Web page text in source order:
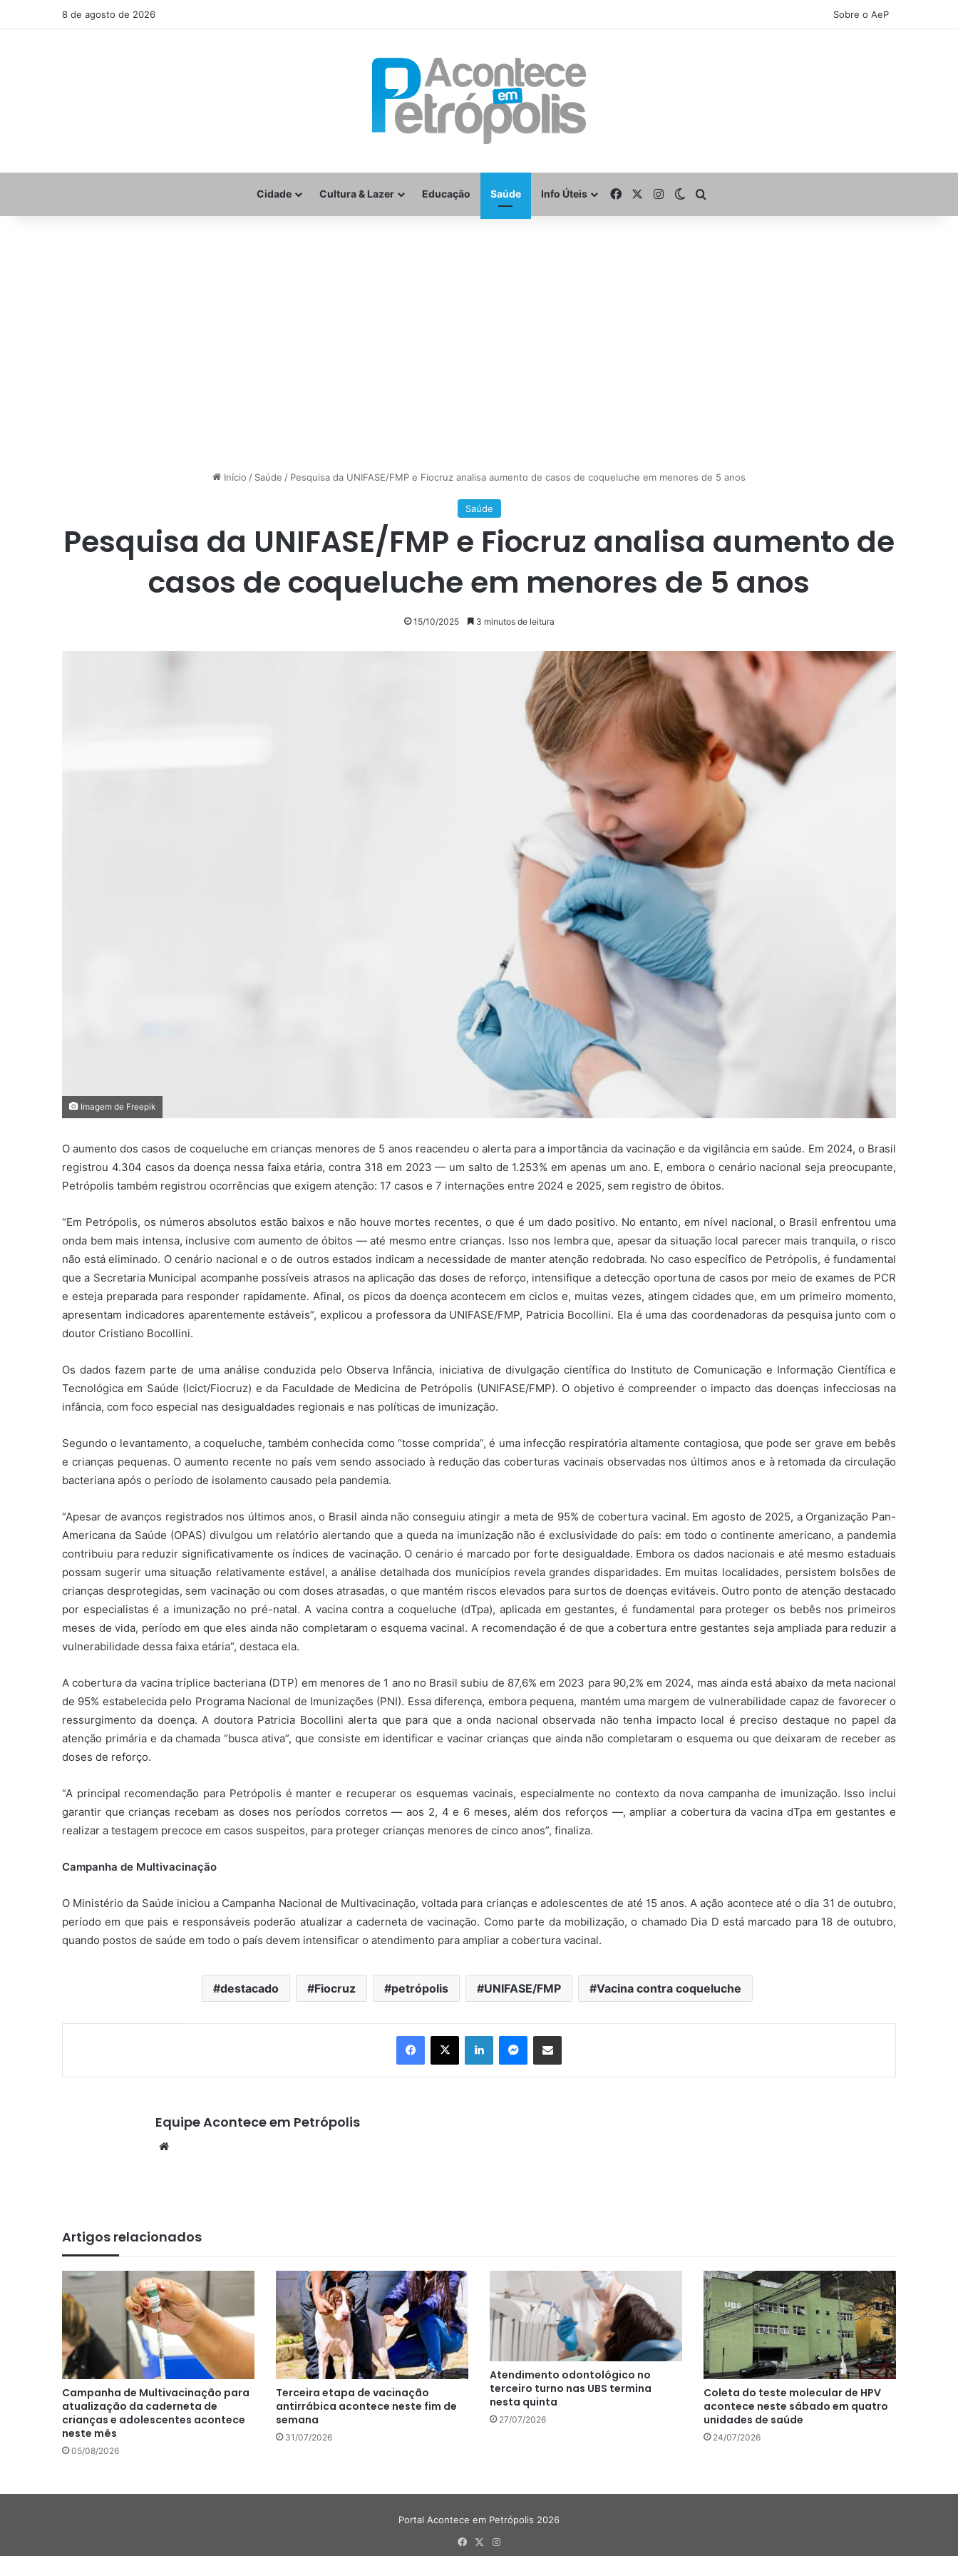
8 de agosto de 2026 Sobre o AeP
Cidade Cultura & Lazer Educação Saúde Info Úteis FacebookInstagramSwitch skin
Início / Saúde / Pesquisa da UNIFASE/FMP e Fiocruz analisa aumento de casos de coqueluche em menores de 5 anos
Saúde
Pesquisa da UNIFASE/FMP e Fiocruz analisa aumento de
casos de coqueluche em menores de 5 anos
15/10/2025 3 minutos de leitura
Imagem de Freepik
O aumento dos casos de coqueluche em crianças menores de 5 anos reacendeu o alerta para a importância da vacinação e da vigilância em saúde. Em 2024, o Brasil
registrou 4.304 casos da doença nessa faixa etária, contra 318 em 2023 — um salto de 1.253% em apenas um ano. E, embora o cenário nacional seja preocupante,
Petrópolis também registrou ocorrências que exigem atenção: 17 casos e 7 internações entre 2024 e 2025, sem registro de óbitos.
“Em Petrópolis, os números absolutos estão baixos e não houve mortes recentes, o que é um dado positivo. No entanto, em nível nacional, o Brasil enfrentou uma
onda bem mais intensa, inclusive com aumento de óbitos — até mesmo entre crianças. Isso nos lembra que, apesar da situação local parecer mais tranquila, o risco
não está eliminado. O cenário nacional e o de outros estados indicam a necessidade de manter atenção redobrada. No caso específico de Petrópolis, é fundamental
que a Secretaria Municipal acompanhe possíveis atrasos na aplicação das doses de reforço, intensifique a detecção oportuna de casos por meio de exames de PCR
e esteja preparada para responder rapidamente. Afinal, os picos da doença acontecem em ciclos e, muitas vezes, atingem cidades que, em um primeiro momento,
apresentam indicadores aparentemente estáveis”, explicou a professora da UNIFASE/FMP, Patricia Bocollini. Ela é uma das coordenadoras da pesquisa junto com o
doutor Cristiano Bocollini.
Os dados fazem parte de uma análise conduzida pelo Observa Infância, iniciativa de divulgação científica do Instituto de Comunicação e Informação Científica e
Tecnológica em Saúde (Icict/Fiocruz) e da Faculdade de Medicina de Petrópolis (UNIFASE/FMP). O objetivo é compreender o impacto das doenças infecciosas na
infância, com foco especial nas desigualdades regionais e nas políticas de imunização.
Segundo o levantamento, a coqueluche, também conhecida como “tosse comprida”, é uma infecção respiratória altamente contagiosa, que pode ser grave em bebês
e crianças pequenas. O aumento recente no país vem sendo associado à redução das coberturas vacinais observadas nos últimos anos e à retomada da circulação
bacteriana após o período de isolamento causado pela pandemia.
“Apesar de avanços registrados nos últimos anos, o Brasil ainda não conseguiu atingir a meta de 95% de cobertura vacinal. Em agosto de 2025, a Organização Pan-
Americana da Saúde (OPAS) divulgou um relatório alertando que a queda na imunização não é exclusividade do país: em todo o continente americano, a pandemia
contribuiu para reduzir significativamente os índices de vacinação. O cenário é marcado por forte desigualdade. Embora os dados nacionais e até mesmo estaduais
possam sugerir uma situação relativamente estável, a análise detalhada dos municípios revela grandes disparidades. Em muitas localidades, persistem bolsões de
crianças desprotegidas, sem vacinação ou com doses atrasadas, o que mantém riscos elevados para surtos de doenças evitáveis. Outro ponto de atenção destacado
por especialistas é a imunização no pré-natal. A vacina contra a coqueluche (dTpa), aplicada em gestantes, é fundamental para proteger os bebês nos primeiros
meses de vida, período em que eles ainda não completaram o esquema vacinal. A recomendação é de que a cobertura entre gestantes seja ampliada para reduzir a
vulnerabilidade dessa faixa etária”, destaca ela.
A cobertura da vacina tríplice bacteriana (DTP) em menores de 1 ano no Brasil subiu de 87,6% em 2023 para 90,2% em 2024, mas ainda está abaixo da meta nacional
de 95% estabelecida pelo Programa Nacional de Imunizações (PNI). Essa diferença, embora pequena, mantém uma margem de vulnerabilidade capaz de favorecer o
ressurgimento da doença. A doutora Patricia Bocollini alerta que para que a onda nacional observada não tenha impacto local é preciso destaque no papel da
atenção primária e da chamada “busca ativa”, que consiste em identificar e vacinar crianças que ainda não completaram o esquema ou que deixaram de receber as
doses de reforço.
“A principal recomendação para Petrópolis é manter e recuperar os esquemas vacinais, especialmente no contexto da nova campanha de imunização. Isso inclui
garantir que crianças recebam as doses nos períodos corretos — aos 2, 4 e 6 meses, além dos reforços —, ampliar a cobertura da vacina dTpa em gestantes e
realizar a testagem precoce em casos suspeitos, para proteger crianças menores de cinco anos”, finaliza.
Campanha de Multivacinação
O Ministério da Saúde iniciou a Campanha Nacional de Multivacinação, voltada para crianças e adolescentes de até 15 anos. A ação acontece até o dia 31 de outubro,
período em que pais e responsáveis poderão atualizar a caderneta de vacinação. Como parte da mobilização, o chamado Dia D está marcado para 18 de outubro,
quando postos de saúde em todo o país devem intensificar o atendimento para ampliar a cobertura vacinal.
destacado Fiocruz petrópolis UNIFASE/FMP Vacina contra coqueluche
Equipe Acontece em Petrópolis
Artigos relacionados
Campanha de Multivacinação para
atualização da caderneta de
crianças e adolescentes acontece
neste mês
05/08/2026
Terceira etapa de vacinação
antirrábica acontece neste fim de
semana
31/07/2026
Atendimento odontológico no
terceiro turno nas UBS termina
nesta quinta
27/07/2026
Coleta do teste molecular de HPV
acontece neste sábado em quatro
unidades de saúde
24/07/2026
Portal Acontece em Petrópolis 2026
FacebookInstagram